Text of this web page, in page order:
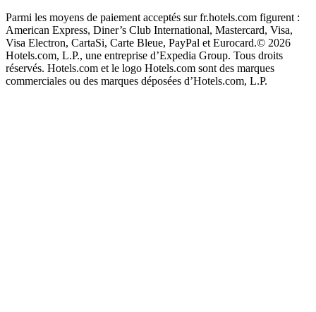
Parmi les moyens de paiement acceptés sur fr.hotels.com figurent :
American Express, Diner’s Club International, Mastercard, Visa,
Visa Electron, CartaSi, Carte Bleue, PayPal et Eurocard.© 2026
Hotels.com, L.P., une entreprise d’Expedia Group. Tous droits
réservés. Hotels.com et le logo Hotels.com sont des marques
commerciales ou des marques déposées d’Hotels.com, L.P.